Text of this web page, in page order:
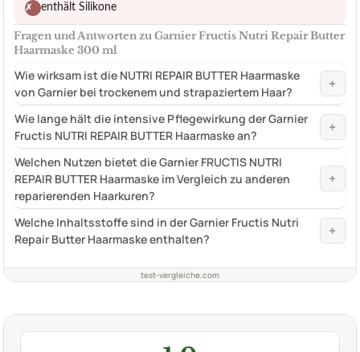
✗ enthält Silikone
Fragen und Antworten zu Garnier Fructis Nutri Repair Butter
Haarmaske 300 ml
Wie wirksam ist die NUTRI REPAIR BUTTER Haarmaske
von Garnier bei trockenem und strapaziertem Haar?
+
Wie lange hält die intensive Pflegewirkung der Garnier
Fructis NUTRI REPAIR BUTTER Haarmaske an?
+
Welchen Nutzen bietet die Garnier FRUCTIS NUTRI
REPAIR BUTTER Haarmaske im Vergleich zu anderen
reparierenden Haarkuren?
+
Welche Inhaltsstoffe sind in der Garnier Fructis Nutri
Repair Butter Haarmaske enthalten?
+
test-vergleiche.com